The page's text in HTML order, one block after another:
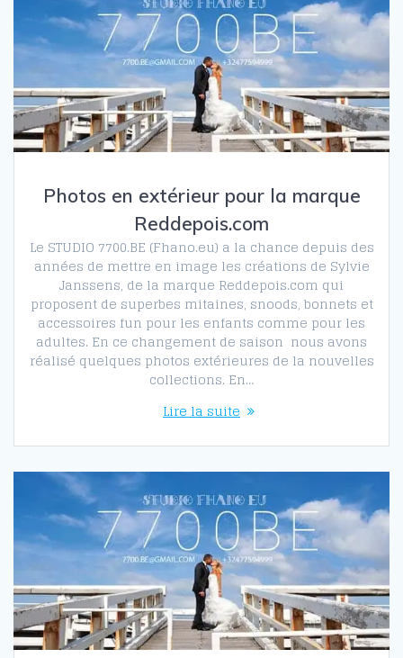
Photos en extérieur pour la marque
Reddepois.com
Le STUDIO 7700.BE (Fhano.eu) a la chance depuis des
années de mettre en image les créations de Sylvie
Janssens, de la marque Reddepois.com qui
proposent de superbes mitaines, snoods, bonnets et
accessoires fun pour les enfants comme pour les
adultes. En ce changement de saison nous avons
réalisé quelques photos extérieures de la nouvelles
collections. En…
Lire la suite